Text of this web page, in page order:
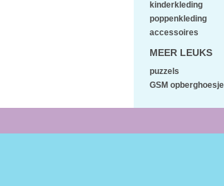
kinderkleding
poppenkleding
accessoires
MEER LEUKS
puzzels
GSM